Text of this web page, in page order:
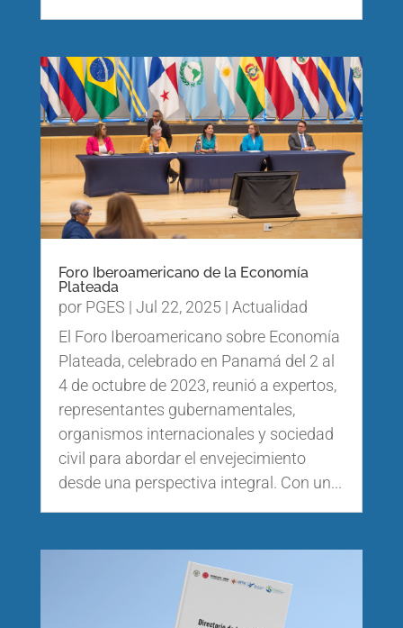
Foro Iberoamericano de la Economía
Plateada
por PGES | Jul 22, 2025| Actualidad
El Foro Iberoamericano sobre Economía
Plateada, celebrado en Panamá del 2 al
4 de octubre de 2023, reunió a expertos,
representantes gubernamentales,
organismos internacionales y sociedad
civil para abordar el envejecimiento
desde una perspectiva integral. Con un...